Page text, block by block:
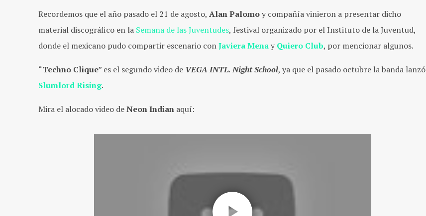
Recordemos que el año pasado el 21 de agosto, Alan Palomoy compañía vinieron a presentar dicho
material discográfico en la Semana de las Juventudes, festival organizado por el Instituto de la Juventud,
donde el mexicano pudo compartir escenario conJaviera Menay Quiero Club, por mencionar algunos.
“Techno Clique” es el segundo video de VEGA INTL. Night School, ya que el pasado octubre la banda lanzó
Slumlord Rising.
Mira el alocado video deNeon Indian aquí: